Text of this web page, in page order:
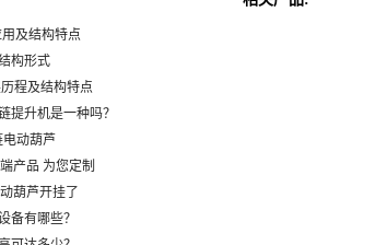
及结构特点
构形式
程及结构特点
提升机是一种吗？
电动葫芦
产品 为您定制
葫芦开挂了
备有哪些？